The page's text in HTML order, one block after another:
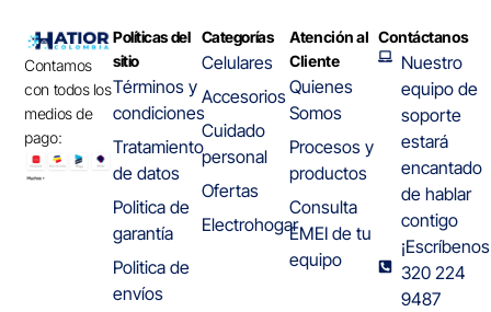
Contamos
con todos los
medios de
pago:
Políticas del
sitio
Términos y
condiciones
Tratamiento
de datos
Politica de
garantía
Politica de
envíos
Categorías
Celulares
Accesorios
Cuidado
personal
Ofertas
Electrohogar
Atención al
Cliente
Quienes
Somos
Procesos y
productos
Consulta
EMEI de tu
equipo
Contáctanos
Nuestro
equipo de
soporte
estará
encantado
de hablar
contigo
320 224
9487